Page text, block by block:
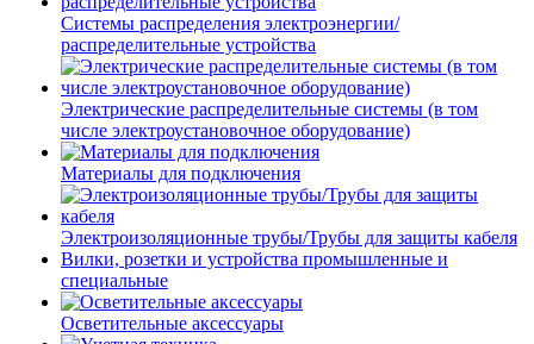
Системы распределения электроэнергии/
распределительные устройства
Электрические распределительные системы (в том
числе электроустановочное оборудование)
Материалы для подключения
Электроизоляционные трубы/Трубы для защиты кабеля
Вилки, розетки и устройства промышленные и
специальные
Осветительные аксессуары